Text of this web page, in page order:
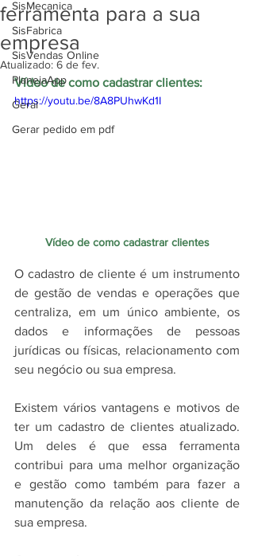
SisMecanica
SisFabrica
SisVendas Online
PlanejaApp
Geral
Gerar pedido em pdf
ferramenta para a sua
empresa
Atualizado: 6 de fev.
Vídeo de como cadastrar clientes:
https://youtu.be/8A8PUhwKd1I
Vídeo de como cadastrar clientes
O cadastro de cliente é um instrumento
de gestão de vendas e operações que
centraliza, em um único ambiente, os
dados e informações de pessoas
jurídicas ou físicas, relacionamento com
seu negócio ou sua empresa.
Existem vários vantagens e motivos de
ter um cadastro de clientes atualizado.
Um deles é que essa ferramenta
contribui para uma melhor organização
e gestão como também para fazer a
manutenção da relação aos cliente de
sua empresa.